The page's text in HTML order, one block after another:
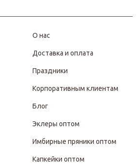
О нас
Доставка и оплата
Праздники
Корпоративным клиентам
Блог
Эклеры оптом
Имбирные пряники оптом
Капкейки оптом